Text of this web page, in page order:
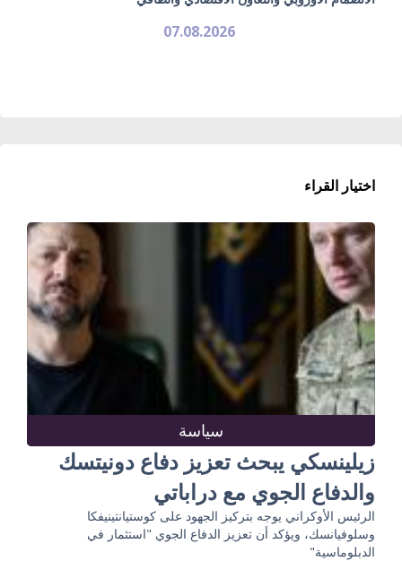
07.08.2026
اختيار القراء
سياسة
زيلينسكي يبحث تعزيز دفاع دونيتسك
والدفاع الجوي مع دراباتي
الرئيس الأوكراني يوجه بتركيز الجهود على كوستيانتينيفكا
وسلوفيانسك، ويؤكد أن تعزيز الدفاع الجوي "استثمار في
الدبلوماسية"